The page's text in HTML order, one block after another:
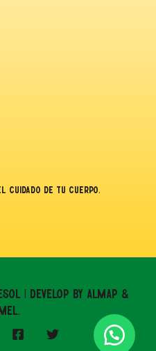
cuidado de tu cuerpo.
| Develop by Almap &